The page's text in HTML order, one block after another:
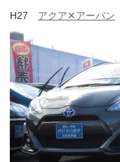
H27 アクア✕アーバン